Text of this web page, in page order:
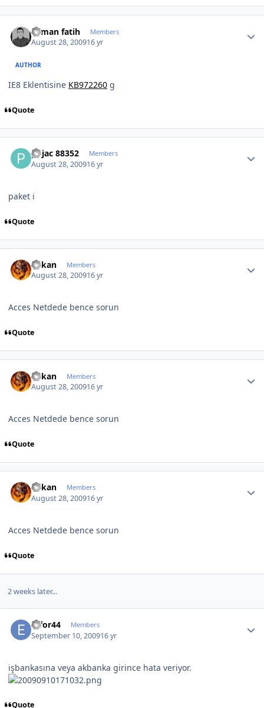
osman fatih Members
August 28, 200916 yr
AUTHOR
IE8 Eklentisine KB972260 g
Quote
pojac 88352 Members
August 28, 200916 yr
paket i
Quote
hakan Members
August 28, 200916 yr
Acces Netdede bence sorun
Quote
hakan Members
August 28, 200916 yr
Acces Netdede bence sorun
Quote
hakan Members
August 28, 200916 yr
Acces Netdede bence sorun
Quote
2 weeks later...
effor44 Members
September 10, 200916 yr
işbankasına veya akbanka girince hata veriyor.
Quote